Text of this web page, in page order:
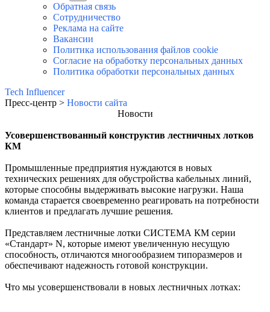
Обратная связь
Сотрудничество
Реклама на сайте
Вакансии
Политика использования файлов cookie
Согласие на обработку персональных данных
Политика обработки персональных данных
Tech Influencer
Пресс-центр > Новости сайта
Новости
Усовершенствованный конструктив лестничных лотков
КМ
Промышленные предприятия нуждаются в новых
технических решениях для обустройства кабельных линий,
которые способны выдерживать высокие нагрузки. Наша
команда старается своевременно реагировать на потребности
клиентов и предлагать лучшие решения.
Представляем лестничные лотки СИСТЕМА КМ серии
«Стандарт» N, которые имеют увеличенную несущую
способность, отличаются многообразием типоразмеров и
обеспечивают надежность готовой конструкции.
Что мы усовершенствовали в новых лестничных лотках: